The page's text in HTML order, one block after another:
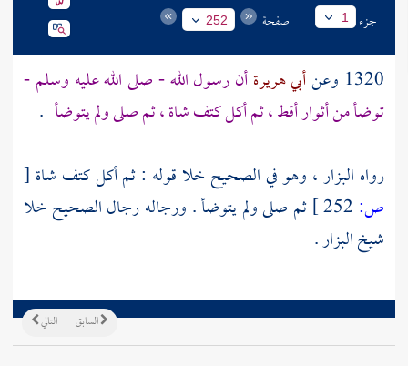
جزء 1 صفحة 252
1320 وعن أبي هريرةأن رسول الله - صلى الله عليه وسلم -
توضأ من أثوار أقط ، ثم أكل كتف شاة ، ثم صلى ولم يتوضأ .
رواه البزار، وهو في الصحيح خلا قوله : ثم أكل كتف شاة [
ص:
ثم صلى ولم يتوضأ . ورجاله رجال الصحيح خلا
شيخالبزار.
التالي السابق